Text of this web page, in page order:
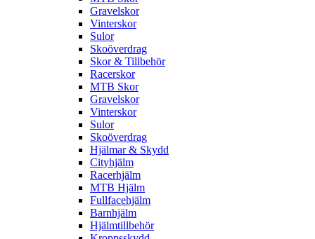
Gravelskor
Vinterskor
Sulor
Skoöverdrag
Skor & Tillbehör
Racerskor
MTB Skor
Gravelskor
Vinterskor
Sulor
Skoöverdrag
Hjälmar & Skydd
Cityhjälm
Racerhjälm
MTB Hjälm
Fullfacehjälm
Barnhjälm
Hjälmtillbehör